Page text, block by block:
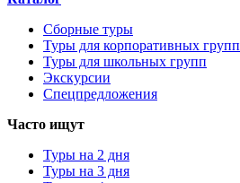
Сборные туры
Туры для корпоративных групп
Туры для школьных групп
Экскурсии
Спецпредложения
Часто ищут
Туры на 2 дня
Туры на 3 дня